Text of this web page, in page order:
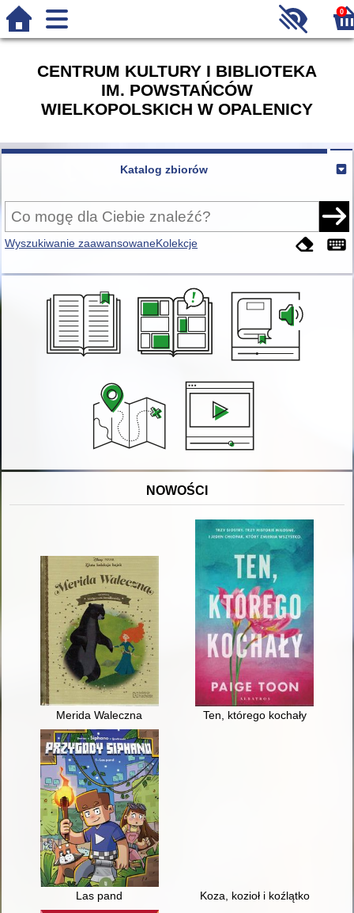
0
CENTRUM KULTURY I BIBLIOTEKA
IM. POWSTAŃCÓW
WIELKOPOLSKICH W OPALENICY
Katalog zbiorów
Wyszukiwanie zaawansowaneKolekcje
NOWOŚCI
Merida Waleczna Ten, którego kochały
Las pand Koza, kozioł i koźlątko